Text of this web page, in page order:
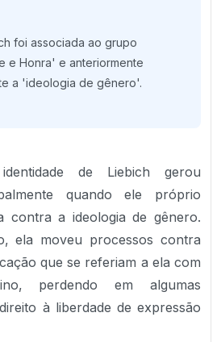
foi associada ao grupo
e Honra' e anteriormente
a 'ideologia de gênero'.
de Liebich gerou
quando ele próprio
contra a ideologia de gênero.
ela moveu processos contra
que se referiam a ela com
perdendo em algumas
à liberdade de expressão